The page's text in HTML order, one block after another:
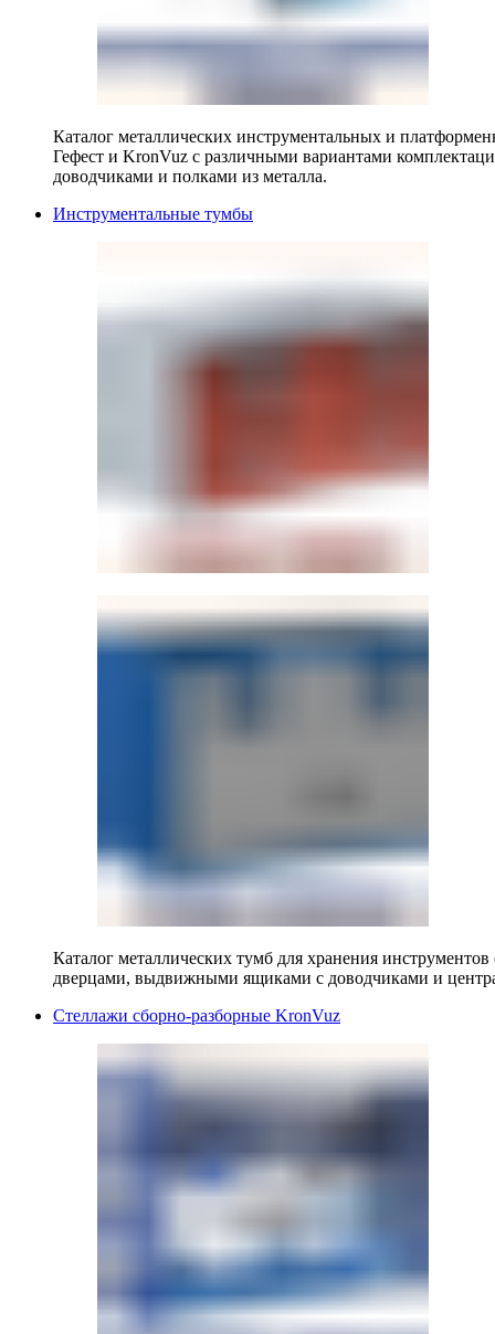
Каталог металлических инструментальных и
Гефест и KronVuz с различными вариантами
доводчиками и полками из металла.
Инструментальные тумбы
Каталог металлических тумб для хранения
дверцами, выдвижными ящиками с доводчиками и
Стеллажи сборно-разборные KronVuz